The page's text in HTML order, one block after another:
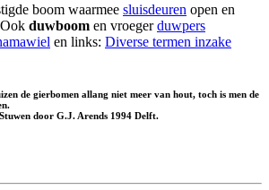
boom waarmee sluisdeuren open en
duwboom en vroegerduwpers
en links: Diverse termen inzake
de gierbomen allang niet meer van hout, toch is men de
door G.J. Arends 1994 Delft.